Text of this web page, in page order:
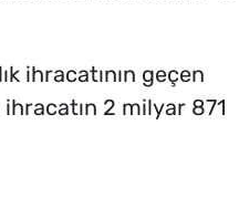
ihracatının geçen
ihracatın 2 milyar 871